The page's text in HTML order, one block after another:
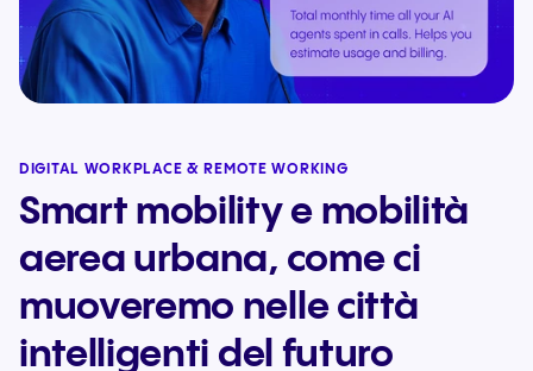
DIGITAL WORKPLACE & REMOTE WORKING
Smart mobility e mobilità
aerea urbana, come ci
muoveremo nelle città
intelligenti del futuro